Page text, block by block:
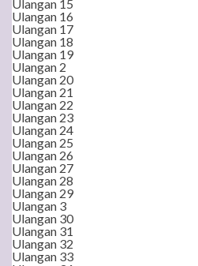
Ulangan 15
Ulangan 16
Ulangan 17
Ulangan 18
Ulangan 19
Ulangan 2
Ulangan 20
Ulangan 21
Ulangan 22
Ulangan 23
Ulangan 24
Ulangan 25
Ulangan 26
Ulangan 27
Ulangan 28
Ulangan 29
Ulangan 3
Ulangan 30
Ulangan 31
Ulangan 32
Ulangan 33